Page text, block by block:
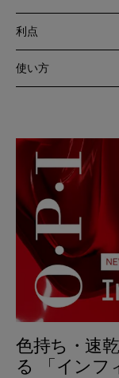
利点
使い方
色持ち・速
る 「インフ